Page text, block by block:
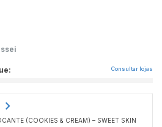
Consultar lojas
(COOKIES & CREAM) – SWEET SKIN